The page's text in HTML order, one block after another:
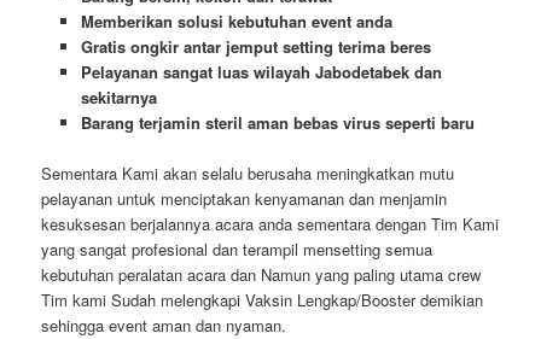
Memberikan solusi kebutuhan event anda
Gratis ongkir antar jemput setting terima beres
Pelayanan sangat luas wilayah Jabodetabek dan
sekitarnya
Barang terjamin steril aman bebas virus seperti baru
Sementara Kami akan selalu berusaha meningkatkan mutu
pelayanan untuk menciptakan kenyamanan dan menjamin
kesuksesan berjalannya acara anda sementara dengan Tim Kami
yang sangat profesional dan terampil mensetting semua
kebutuhan peralatan acara dan Namun yang paling utama crew
Tim kami Sudah melengkapi Vaksin Lengkap/Booster demikian
sehingga event aman dan nyaman.